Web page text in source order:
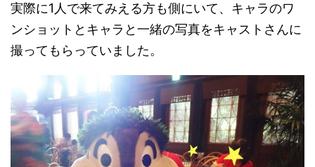
実際に1人で来てみえる方も側にいて、キャラのワ
ンショットとキャラと一緒の写真をキャストさんに
撮ってもらっていました。